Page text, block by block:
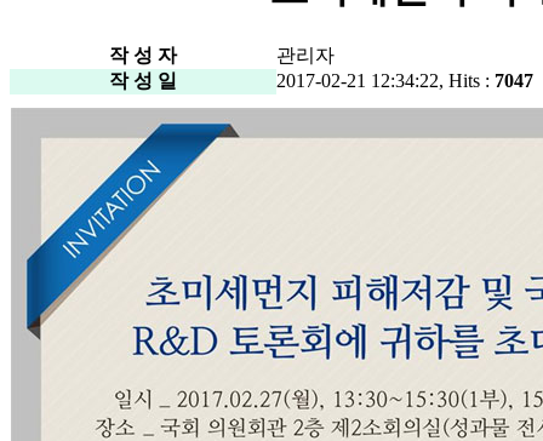
작 성 자
관리자
작 성 일
2017-02-21 12:34:22, Hits : 7047